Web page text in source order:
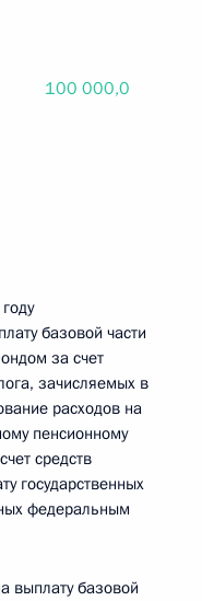
100 000,0
базовой части
за счет
зачисляемых в
расходов на
пенсионному
средств
государственных
федеральным
выплату базовой